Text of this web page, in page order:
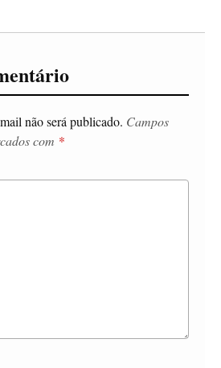
não será publicado. Campos
com *